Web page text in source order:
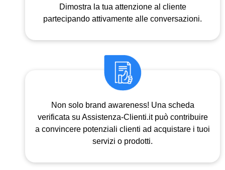
Dimostra la tua attenzione al cliente
partecipando attivamente alle conversazioni.
Non solo brand awareness! Una scheda
verificata su Assistenza-Clienti.it può contribuire
a convincere potenziali clienti ad acquistare i tuoi
servizi o prodotti.